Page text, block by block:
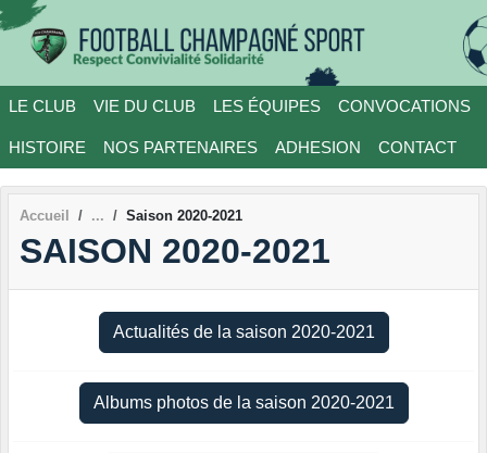
LE CLUB VIE DU CLUB LES ÉQUIPES CONVOCATIONS
HISTOIRE NOS PARTENAIRES ADHESION CONTACT
Accueil Saison 2020-2021
SAISON 2020-2021
Actualités de la saison 2020-2021
Albums photos de la saison 2020-2021
Panneau de gestion des cookies